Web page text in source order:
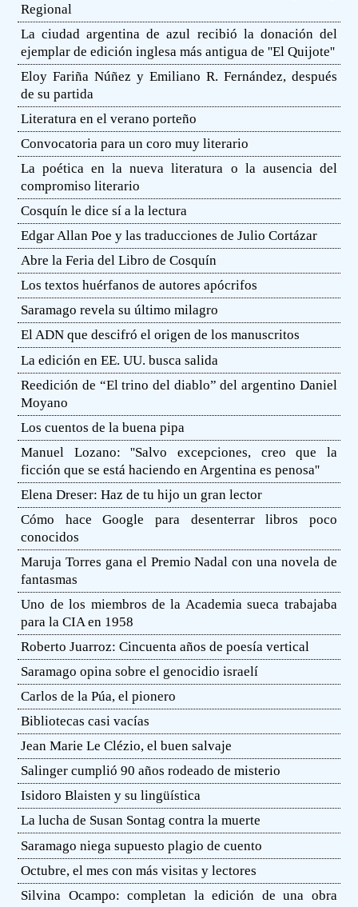
Regional
La ciudad argentina de azul recibió la donación del
ejemplar de edición inglesa más antigua de ''El Quijote''
Eloy Fariña Núñez y Emiliano R. Fernández, después
de su partida
Literatura en el verano porteño
Convocatoria para un coro muy literario
La poética en la nueva literatura o la ausencia del
compromiso literario
Cosquín le dice sí a la lectura
Edgar Allan Poe y las traducciones de Julio Cortázar
Abre la Feria del Libro de Cosquín
Los textos huérfanos de autores apócrifos
Saramago revela su último milagro
El ADN que descifró el origen de los manuscritos
La edición en EE. UU. busca salida
Reedición de “El trino del diablo” del argentino Daniel
Moyano
Los cuentos de la buena pipa
Manuel Lozano: ''Salvo excepciones, creo que la
ficción que se está haciendo en Argentina es penosa''
Elena Dreser: Haz de tu hijo un gran lector
Cómo hace Google para desenterrar libros poco
conocidos
Maruja Torres gana el Premio Nadal con una novela de
fantasmas
Uno de los miembros de la Academia sueca trabajaba
para la CIA en 1958
Roberto Juarroz: Cincuenta años de poesía vertical
Saramago opina sobre el genocidio israelí
Carlos de la Púa, el pionero
Bibliotecas casi vacías
Jean Marie Le Clézio, el buen salvaje
Salinger cumplió 90 años rodeado de misterio
Isidoro Blaisten y su lingüística
La lucha de Susan Sontag contra la muerte
Saramago niega supuesto plagio de cuento
Octubre, el mes con más visitas y lectores
Silvina Ocampo: completan la edición de una obra